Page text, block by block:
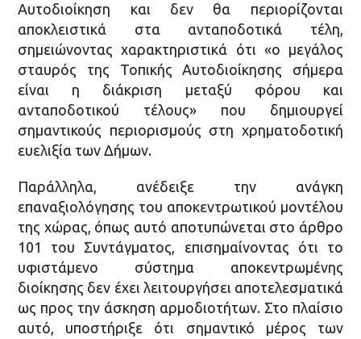
Αυτοδιοίκηση και δεν θα περιορίζονται
αποκλειστικά στα ανταποδοτικά τέλη,
σημειώνοντας χαρακτηριστικά ότι «ο μεγάλος
σταυρός της Τοπικής Αυτοδιοίκησης σήμερα
είναι η διάκριση μεταξύ φόρου και
ανταποδοτικού τέλους» που δημιουργεί
σημαντικούς περιορισμούς στη χρηματοδοτική
ευελιξία των Δήμων.
Παράλληλα, ανέδειξε την ανάγκη
επαναξιολόγησης του αποκεντρωτικού μοντέλου
της χώρας, όπως αυτό αποτυπώνεται στο άρθρο
101 του Συντάγματος, επισημαίνοντας ότι το
υφιστάμενο σύστημα αποκεντρωμένης
διοίκησης δεν έχει λειτουργήσει αποτελεσματικά
ως προς την άσκηση αρμοδιοτήτων. Στο πλαίσιο
αυτό, υποστήριξε ότι σημαντικό μέρος των